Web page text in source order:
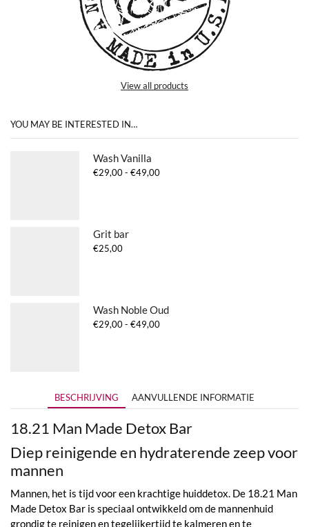
View all products
YOU MAY BE INTERESTED IN…
Wash Vanilla
€29,00- €49,00Prijsklasse:
Grit bar
€25,00
Wash Noble Oud
€29,00- €49,00Prijsklasse:
BESCHRIJVING AANVULLENDE INFORMATIE
18.21 Man Made Detox Bar
Diep reinigende en hydraterende zeep voor
mannen
Mannen, het is tijd voor een krachtige huiddetox. De 18.21 Man
Made Detox Bar is speciaal ontwikkeld om de mannenhuid
grondig te reinigen en tegelijkertijd te kalmeren en te